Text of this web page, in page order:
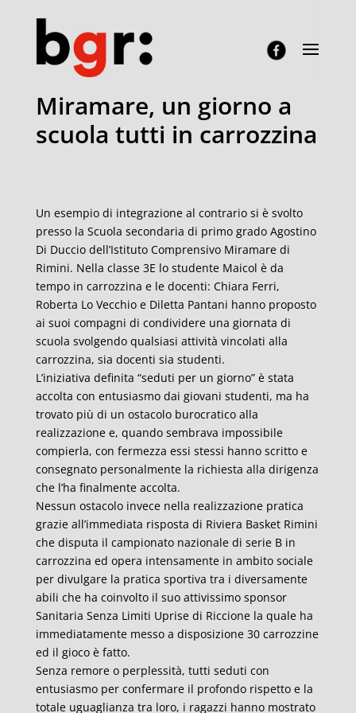
Miramare, un giorno a
scuola tutti in carrozzina
Un esempio di integrazione al contrario si è svolto
presso la Scuola secondaria di primo grado Agostino
Di Duccio dell’Istituto Comprensivo Miramare di
Rimini. Nella classe 3E lo studente Maicol è da
tempo in carrozzina e le docenti: Chiara Ferri,
Roberta Lo Vecchio e Diletta Pantani hanno proposto
ai suoi compagni di condividere una giornata di
scuola svolgendo qualsiasi attività vincolati alla
carrozzina, sia docenti sia studenti.
L’iniziativa definita “seduti per un giorno” è stata
accolta con entusiasmo dai giovani studenti, ma ha
trovato più di un ostacolo burocratico alla
realizzazione e, quando sembrava impossibile
compierla, con fermezza essi stessi hanno scritto e
consegnato personalmente la richiesta alla dirigenza
che l’ha finalmente accolta.
Nessun ostacolo invece nella realizzazione pratica
grazie all’immediata risposta di Riviera Basket Rimini
che disputa il campionato nazionale di serie B in
carrozzina ed opera intensamente in ambito sociale
per divulgare la pratica sportiva tra i diversamente
abili che ha coinvolto il suo attivissimo sponsor
Sanitaria Senza Limiti Uprise di Riccione la quale ha
immediatamente messo a disposizione 30 carrozzine
ed il gioco è fatto.
Senza remore o perplessità, tutti seduti con
entusiasmo per confermare il profondo rispetto e la
totale uguaglianza tra loro, i ragazzi hanno mostrato